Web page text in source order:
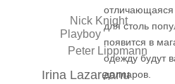
Irina Lazareanu
Peter Lippmann
Playboy
Nick Knight
для столь
появится в
одежду будут
долларов.